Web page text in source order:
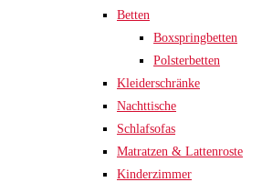
Betten
Boxspringbetten
Polsterbetten
Kleiderschränke
Nachttische
Schlafsofas
Matratzen & Lattenroste
Kinderzimmer